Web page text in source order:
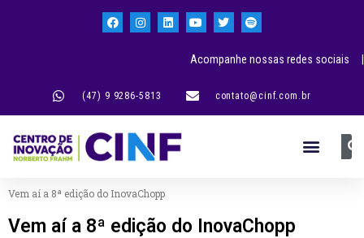
(47) 9 9286-5813 contato@cinf.com.br
Acompanhe nossas redes sociais |
Vem aí a 8ª edição do InovaChopp
Vem aí a 8ª edição do InovaChopp